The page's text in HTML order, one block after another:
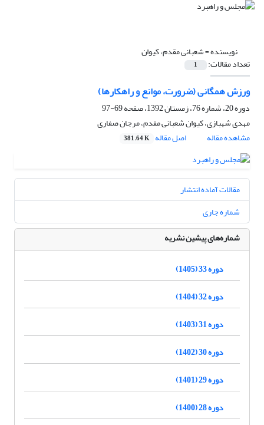
نویسنده =شعبانی مقدم، کیوان
تعداد مقالات: 1
ورزش همگانی (ضرورت، موانع و راهکارها)
دوره 20، شماره 76، زمستان 1392، صفحه
69-97
مهدی شهبازی، کیوان شعبانی مقدم، مرجان صفاری
مشاهده مقاله
اصل مقاله 381.64 K
مقالات آماده انتشار
شماره جاری
شماره‌های پیشین نشریه
دوره 33 (1405)
دوره 32 (1404)
دوره 31 (1403)
دوره 30 (1402)
دوره 29 (1401)
دوره 28 (1400)